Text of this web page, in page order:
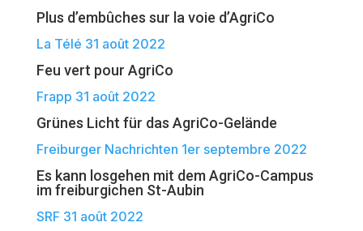
Plus d’embûches sur la voie d’AgriCo
La Télé 31 août 2022
Feu vert pour AgriCo
Frapp 31 août 2022
Grünes Licht für das AgriCo-Gelände
Freiburger Nachrichten 1er septembre 2022
Es kann losgehen mit dem AgriCo-Campus
im freiburgichen St-Aubin
SRF 31 août 2022